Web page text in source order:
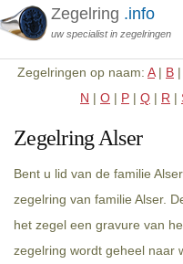
Zegelring .info
uw specialist in zegelringen
Zegelringen op naam: A| B |
N | O | P | Q | R |
Zegelring Alser
Bent u lid van de familie
zegelring van familie Alser.
het zegel een gravure van
zegelring wordt geheel naar